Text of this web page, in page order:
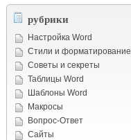
рубрики
Настройка Word
Стили и форматирование
Советы и cекреты
Таблицы Word
Шаблоны Word
Макросы
Вопрос-Ответ
Сайты